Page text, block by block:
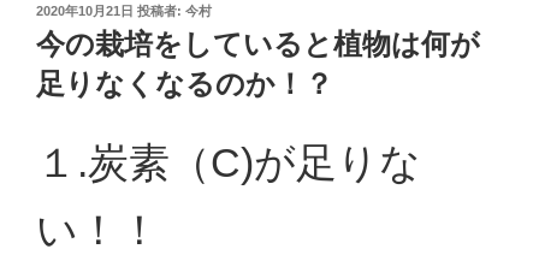
投
稿
日:
2020年10月21日 投稿者: 今村
今の栽培をしていると植物は何が
足りなくなるのか！？
１.炭素（C)が足りな
い！！